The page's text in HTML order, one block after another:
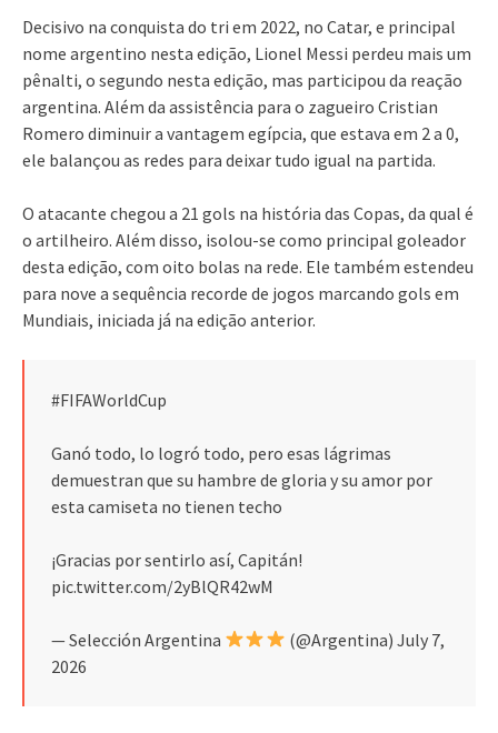
Decisivo na conquista do tri em 2022, no Catar, e principal
nome argentino nesta edição, Lionel Messi perdeu mais um
pênalti, o segundo nesta edição, mas participou da reação
argentina. Além da assistência para o zagueiro Cristian
Romero diminuir a vantagem egípcia, que estava em 2 a 0,
ele balançou as redes para deixar tudo igual na partida.
O atacante chegou a 21 gols na história das Copas, da qual é
o artilheiro. Além disso, isolou-se como principal goleador
desta edição, com oito bolas na rede. Ele também estendeu
para nove a sequência recorde de jogos marcando gols em
Mundiais, iniciada já na edição anterior.
#FIFAWorldCup
Ganó todo, lo logró todo, pero esas lágrimas
demuestran que su hambre de gloria y su amor por
esta camiseta no tienen techo
¡Gracias por sentirlo así, Capitán!
pic.twitter.com/2yBlQR42wM
— Selección Argentina
(@Argentina) July 7,
2026